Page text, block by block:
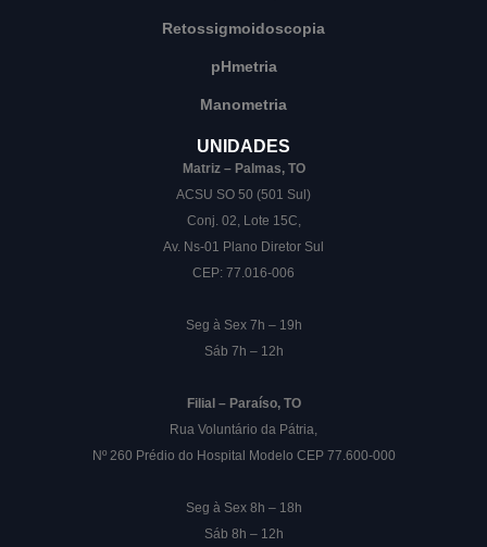
Retossigmoidoscopia
pHmetria
Manometria
UNIDADES
Matriz – Palmas, TO
ACSU SO 50 (501 Sul)
Conj. 02, Lote 15C,
Av. Ns-01 Plano Diretor Sul
CEP: 77.016-006
Seg à Sex 7h – 19h
Sáb 7h – 12h
Filial – Paraíso, TO
Rua Voluntário da Pátria,
Nº 260 Prédio do Hospital Modelo CEP 77.600-000
Seg à Sex 8h – 18h
Sáb 8h – 12h